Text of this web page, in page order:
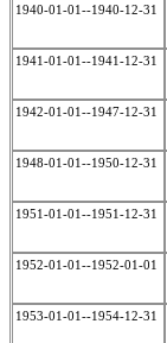
1940-01-01--1940-12-31
1941-01-01--1941-12-31
1942-01-01--1947-12-31
1948-01-01--1950-12-31
1951-01-01--1951-12-31
1952-01-01--1952-01-01
1953-01-01--1954-12-31